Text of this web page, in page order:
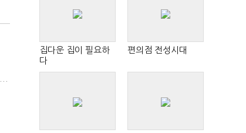
서울시장 선거의 '경고'…2030·부동산 놓치면 '총선도 대선도' 패배
집다운 집이 필요하
다
편의점 전성시대